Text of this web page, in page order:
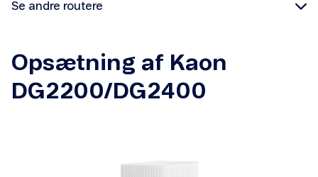
Se andre routere
Opsætning af Kaon
DG2200/DG2400